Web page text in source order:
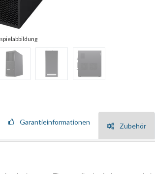
Garantieinformationen Zubehör